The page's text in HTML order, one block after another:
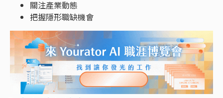
關注產業動態
把握隱形職缺機會